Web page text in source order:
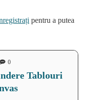
0
Tablouri
pentru a putea